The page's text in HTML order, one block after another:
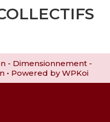
- Dimensionnement -
• Powered byWPKoi